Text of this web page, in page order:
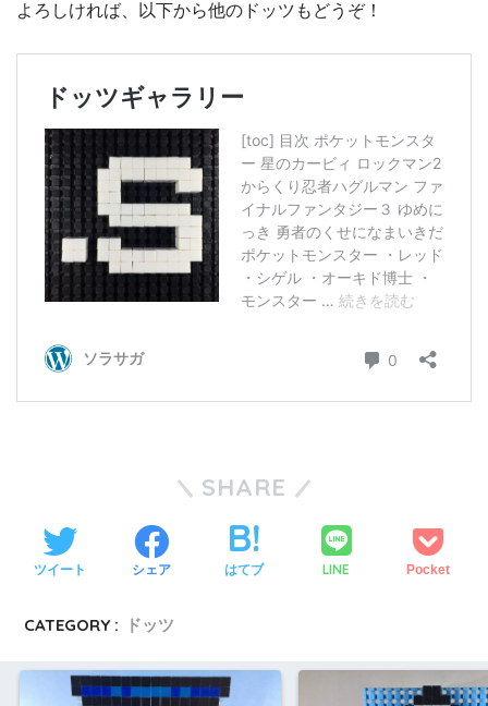
よろしければ、以下から他のドッツもどうぞ！
SHARE
ツイート シェア はてブ LINE Pocket
CATEGORY : ドッツ